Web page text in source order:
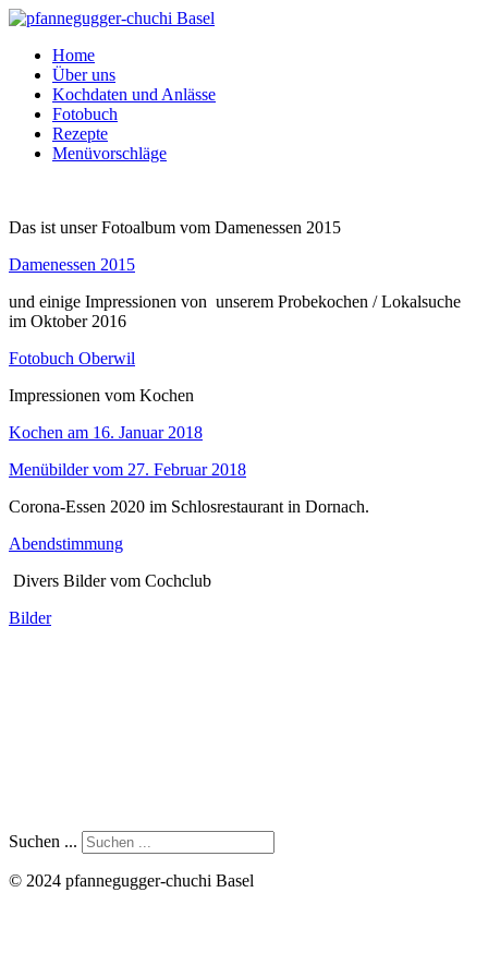
Home
Über uns
Kochdaten und Anlässe
Fotobuch
Rezepte
Menüvorschläge
Das ist unser Fotoalbum vom Damenessen 2015
Damenessen 2015
und einige Impressionen von unserem Probekochen / Lokalsuche
im Oktober 2016
Fotobuch Oberwil
Impressionen vom Kochen
Kochen am 16. Januar 2018
Menübilder vom 27. Februar 2018
Corona-Essen 2020 im Schlosrestaurant in Dornach.
Abendstimmung
Divers Bilder vom Cochclub
Bilder
Suchen ...
© 2024 pfannegugger-chuchi Basel